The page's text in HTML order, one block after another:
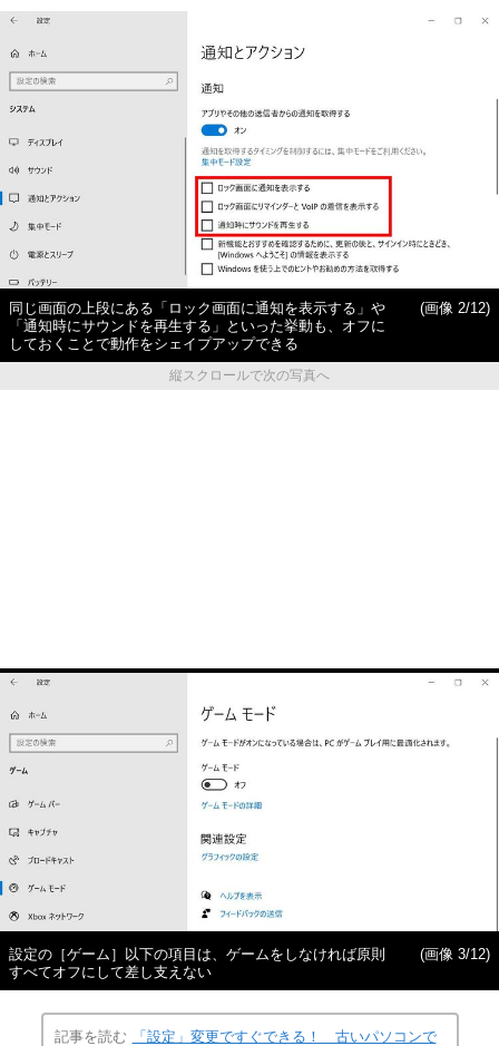
同じ画面の上段にある「ロック画面に通知を表示する」や
「通知時にサウンドを再生する」といった挙動も、オフに
しておくことで動作をシェイプアップできる
(画像 2/12)
縦スクロールで次の写真へ
設定の［ゲーム］以下の項目は、ゲームをしなければ原則
すべてオフにして差し支えない
(画像 3/12)
記事を読む
「設定」変更ですぐできる！ 古いパソコンで